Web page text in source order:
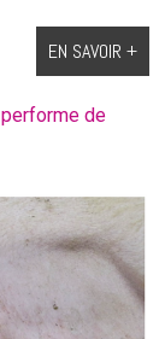
EN SAVOIR +
performe de